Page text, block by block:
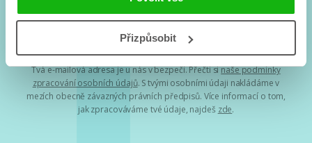
Přizpůsobit
Souhlasím spodmínkami zpracování osobních údajů
Tvá e-mailová adresa je u nás v bezpečí. Přečti sinaše podmínky
zpracování osobních údajů. S tvými osobními údaji nakládáme v
mezích obecně závazných právních předpisů. Více informací o tom,
jak zpracováváme tvé údaje, najdeš zde.